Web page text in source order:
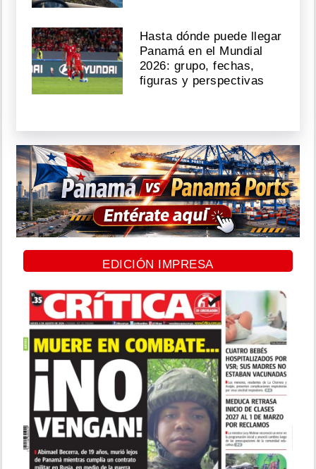
Hasta dónde puede llegar
Panamá en el Mundial
2026: grupo, fechas,
figuras y perspectivas
EDICIÓN IMPRESA